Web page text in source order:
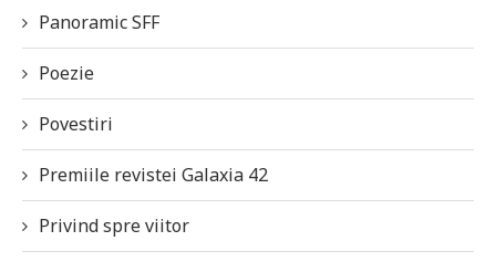
Panoramic SFF
Poezie
Povestiri
Premiile revistei Galaxia 42
Privind spre viitor